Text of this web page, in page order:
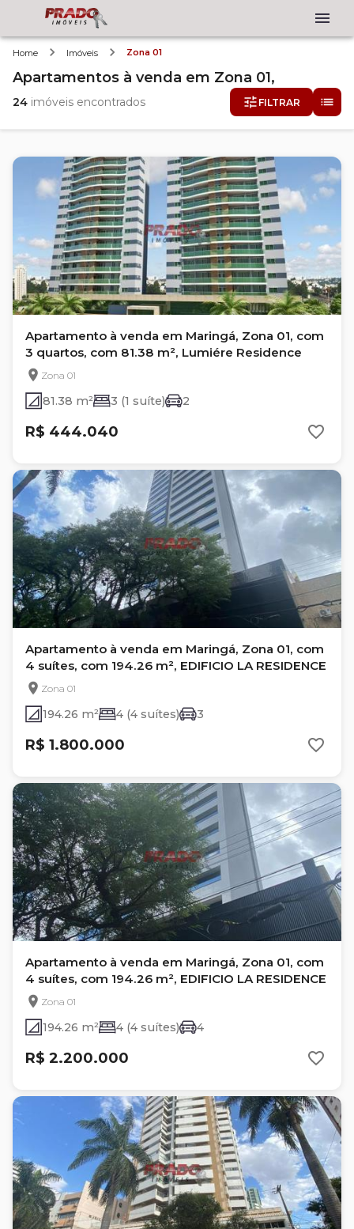
Home Imóveis Zona 01
Apartamentos à venda em Zona 01,
24 imóveis encontrados FILTRAR
Apartamento à venda em Maringá, Zona 01, com
3 quartos, com 81.38 m², Lumiére Residence
Zona 01
81.38 m² 3 (1 suíte) 2
R$ 444.040
Apartamento à venda em Maringá, Zona 01, com
4 suítes, com 194.26 m², EDIFICIO LA RESIDENCE
Zona 01
194.26 m² 4 (4 suítes) 3
R$ 1.800.000
Apartamento à venda em Maringá, Zona 01, com
4 suítes, com 194.26 m², EDIFICIO LA RESIDENCE
Zona 01
194.26 m² 4 (4 suítes) 4
R$ 2.200.000